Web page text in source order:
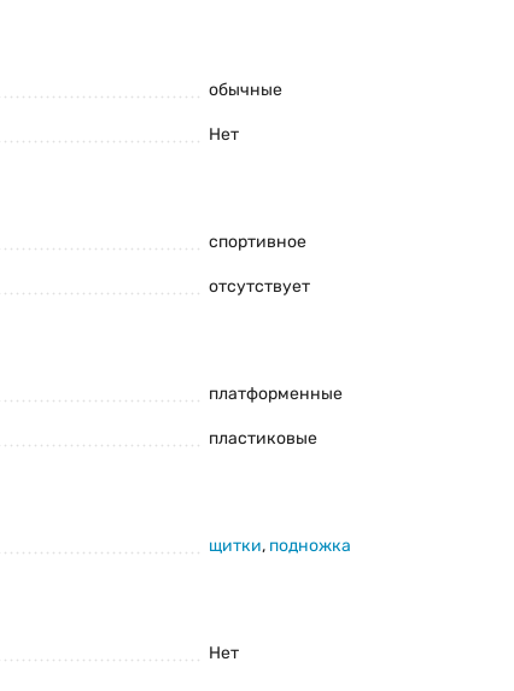
характеристики Racer
товара предварительно не уведомляя
обычные
Нет
спортивное
отсутствует
платформенные
пластиковые
щитки, подножка
Нет